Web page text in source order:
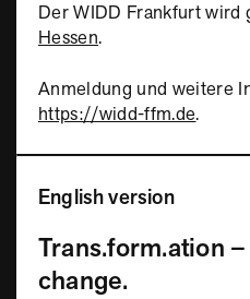
Der WIDD Frankfurt wird
Hessen.
Anmeldung und weitere
https://widd-ffm.de.
English version
Trans.form.ation
change.